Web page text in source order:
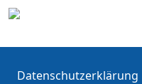
Datenschutzerklärung